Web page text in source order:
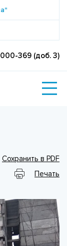
369 (доб. 3)
Сохранить в PDF
Печать